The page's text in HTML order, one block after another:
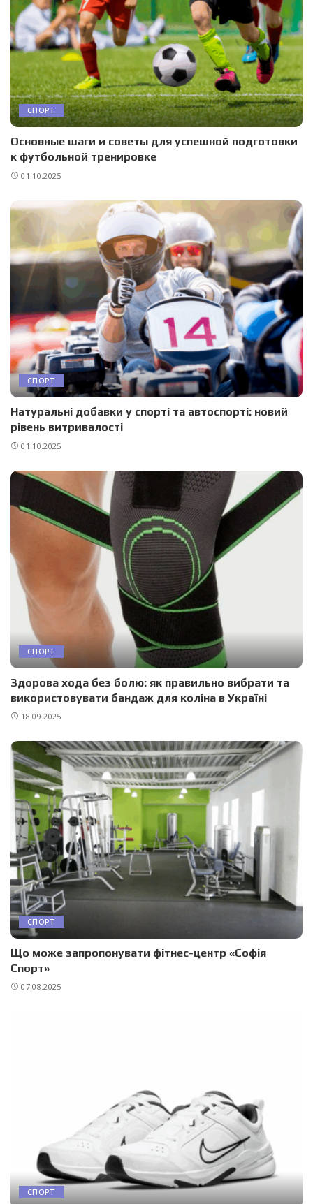
СПОРТ
Основные шаги и советы для успешной подготовки
к футбольной тренировке
01.10.2025
СПОРТ
Натуральні добавки у спорті та автоспорті: новий
рівень витривалості
01.10.2025
СПОРТ
Здорова хода без болю: як правильно вибрати та
використовувати бандаж для коліна в Україні
18.09.2025
СПОРТ
Що може запропонувати фітнес-центр «Софія
Спорт»
07.08.2025
СПОРТ